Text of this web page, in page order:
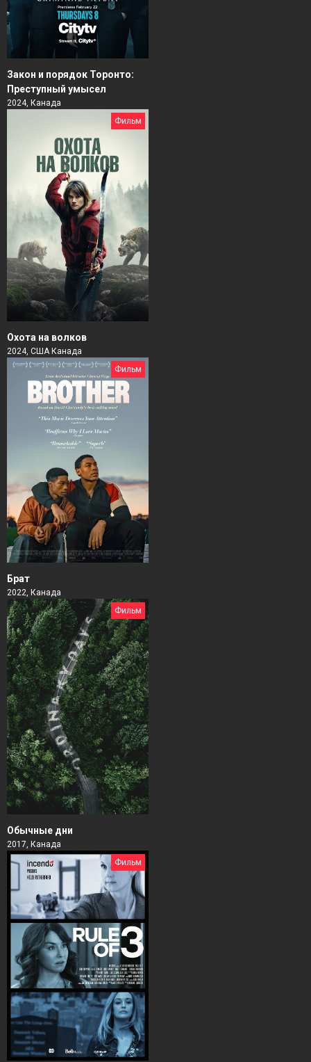
Закон и порядок Торонто:
Преступный умысел
2024, Канада
Фильм
Охота на волков
2024, США Канада
Фильм
Брат
2022, Канада
Фильм
Обычные дни
2017, Канада
Фильм